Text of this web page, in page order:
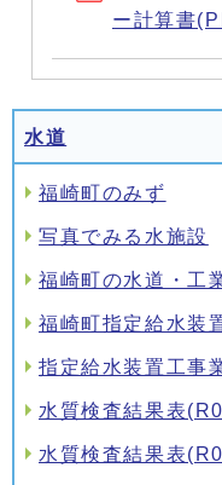
ー計算書
水道
福崎町のみず
写真でみる水施設
福崎町の水道・工
福崎町指定給水装
指定給水装置工事
水質検査結果表
水質検査結果表